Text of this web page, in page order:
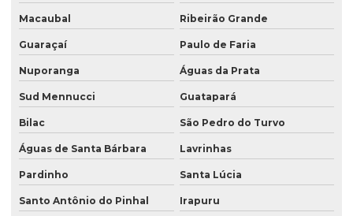
Macaubal Ribeirão Grande
Guaraçaí Paulo de Faria
Nuporanga Águas da Prata
Sud Mennucci Guatapará
Bilac São Pedro do Turvo
Águas de Santa Bárbara Lavrinhas
Pardinho Santa Lúcia
Santo Antônio do Pinhal Irapuru